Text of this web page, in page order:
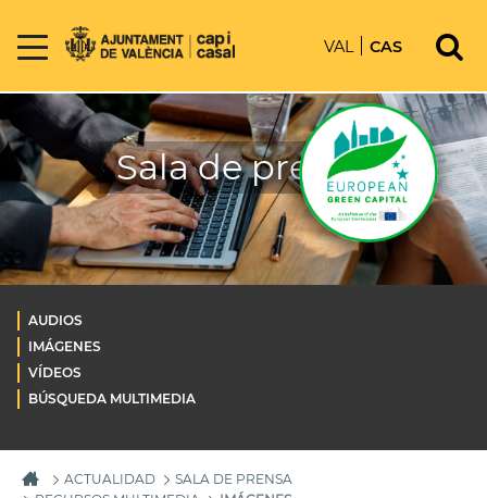
VAL CAS
Sala de prensa
AUDIOS
IMÁGENES
VÍDEOS
BÚSQUEDA MULTIMEDIA
ACTUALIDAD
SALA DE PRENSA